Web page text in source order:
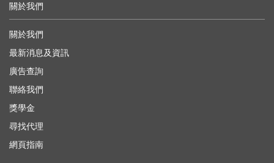
關於我們
關於我們
最新消息及資訊
廣告查詢
聯絡我們
獎學金
尋找代理
網頁指南